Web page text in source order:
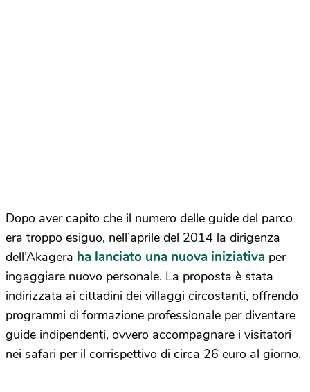
Dopo aver capito che il numero delle guide del parco
era troppo esiguo, nell’aprile del 2014 la dirigenza
dell’Akagera ha lanciato una nuova iniziativa per
ingaggiare nuovo personale. La proposta è stata
indirizzata ai cittadini dei villaggi circostanti, offrendo
programmi di formazione professionale per diventare
guide indipendenti, ovvero accompagnare i visitatori
nei safari per il corrispettivo di circa 26 euro al giorno.